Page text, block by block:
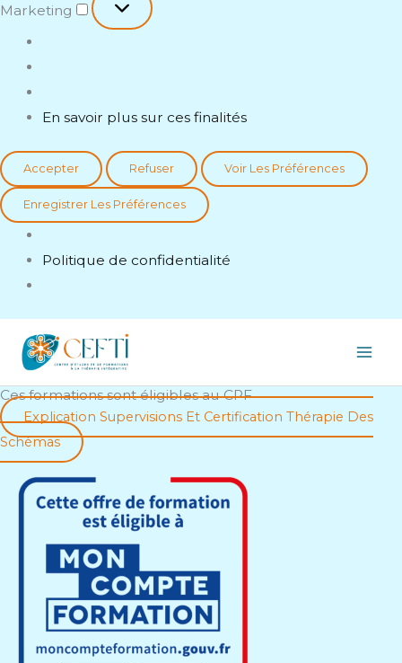
Marketing
En savoir plus sur ces finalités
Accepter Refuser Voir Les Préférences
Enregistrer Les Préférences
Politique de confidentialité
Ces formations sont éligibles au CPF
Explication Supervisions Et Certification Thérapie Des
Schémas